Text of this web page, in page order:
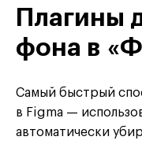
Плагины
фона в
Самый быстрый
в Figma —
автоматически